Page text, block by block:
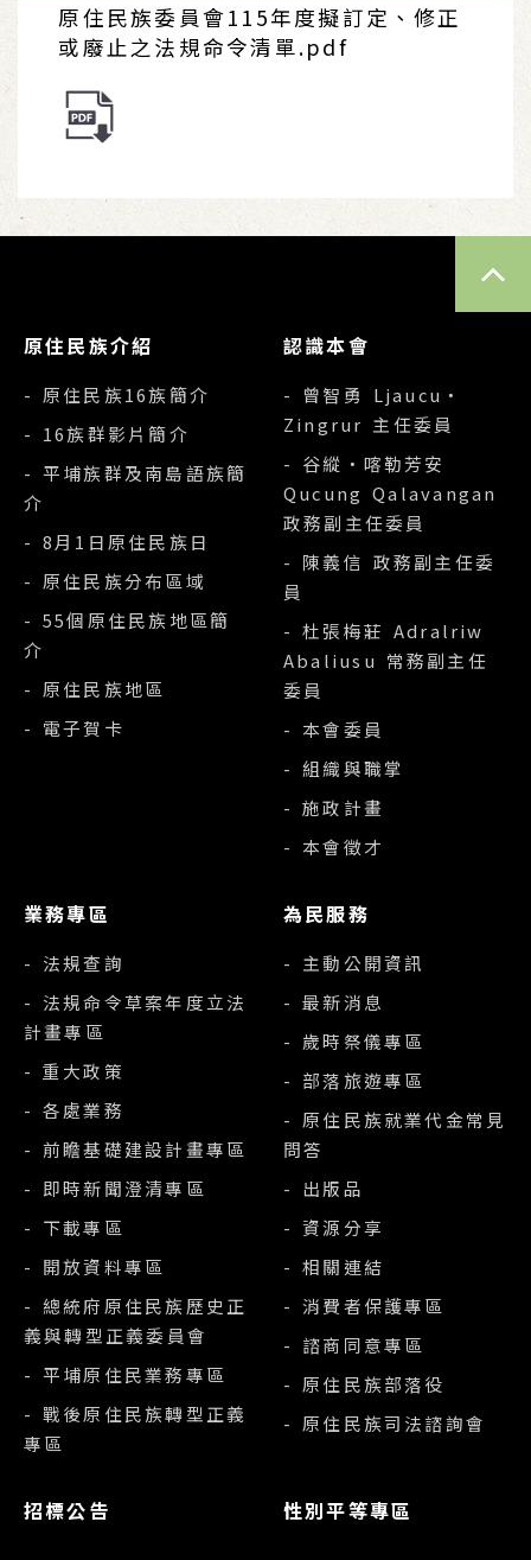
原住民族委員會115年度擬訂定、修正
或廢止之法規命令清單.pdf
原住民族介紹
- 原住民族16族簡介
- 16族群影片簡介
- 平埔族群及南島語族簡
介
- 8月1日原住民族日
- 原住民族分布區域
- 55個原住民族地區簡
介
- 原住民族地區
- 電子賀卡
認識本會
- 曾智勇 Ljaucu‧
Zingrur 主任委員
- 谷縱‧喀勒芳安
Qucung Qalavangan
政務副主任委員
- 陳義信 政務副主任委
員
- 杜張梅莊 Adralriw
Abaliusu 常務副主任
委員
- 本會委員
- 組織與職掌
- 施政計畫
- 本會徵才
業務專區
- 法規查詢
- 法規命令草案年度立法
計畫專區
- 重大政策
- 各處業務
- 前瞻基礎建設計畫專區
- 即時新聞澄清專區
- 下載專區
- 開放資料專區
- 總統府原住民族歷史正
義與轉型正義委員會
- 平埔原住民業務專區
- 戰後原住民族轉型正義
專區
為民服務
- 主動公開資訊
- 最新消息
- 歲時祭儀專區
- 部落旅遊專區
- 原住民族就業代金常見
問答
- 出版品
- 資源分享
- 相關連結
- 消費者保護專區
- 諮商同意專區
- 原住民族部落役
- 原住民族司法諮詢會
招標公告 性別平等專區